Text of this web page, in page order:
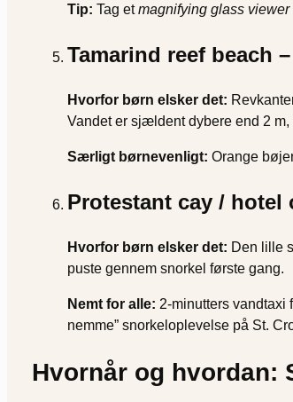
Tip: Tag etmagnifying glass viewer
Tamarind reef beach
Hvorfor børn elsker det:
Vandet er sjældent dybere end 2
Særligt børnevenligt: Orange
Protestant cay / hotel
Hvorfor børn elsker det: Den lille
puste gennem snorkel første gang.
Nemt for alle: 2-minutters vandtaxi
nemme” snorkeloplevelse på St.
Hvornår og hvordan: